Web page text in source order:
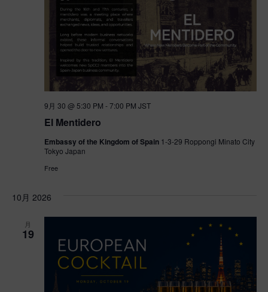
El Mentidero
9月 30 @ 5:30 PM -7:00 PM JST
Embassy of the Kingdom of Spain 1-3-29 Roppongi Minato City
Tokyo Japan
Free
10月 2026
月
19